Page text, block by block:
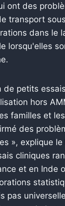
ont des
transport
dans le
lorsqu'elles
de petits
hors
familles et
des
», explique le
cliniques
et en Inde
pas